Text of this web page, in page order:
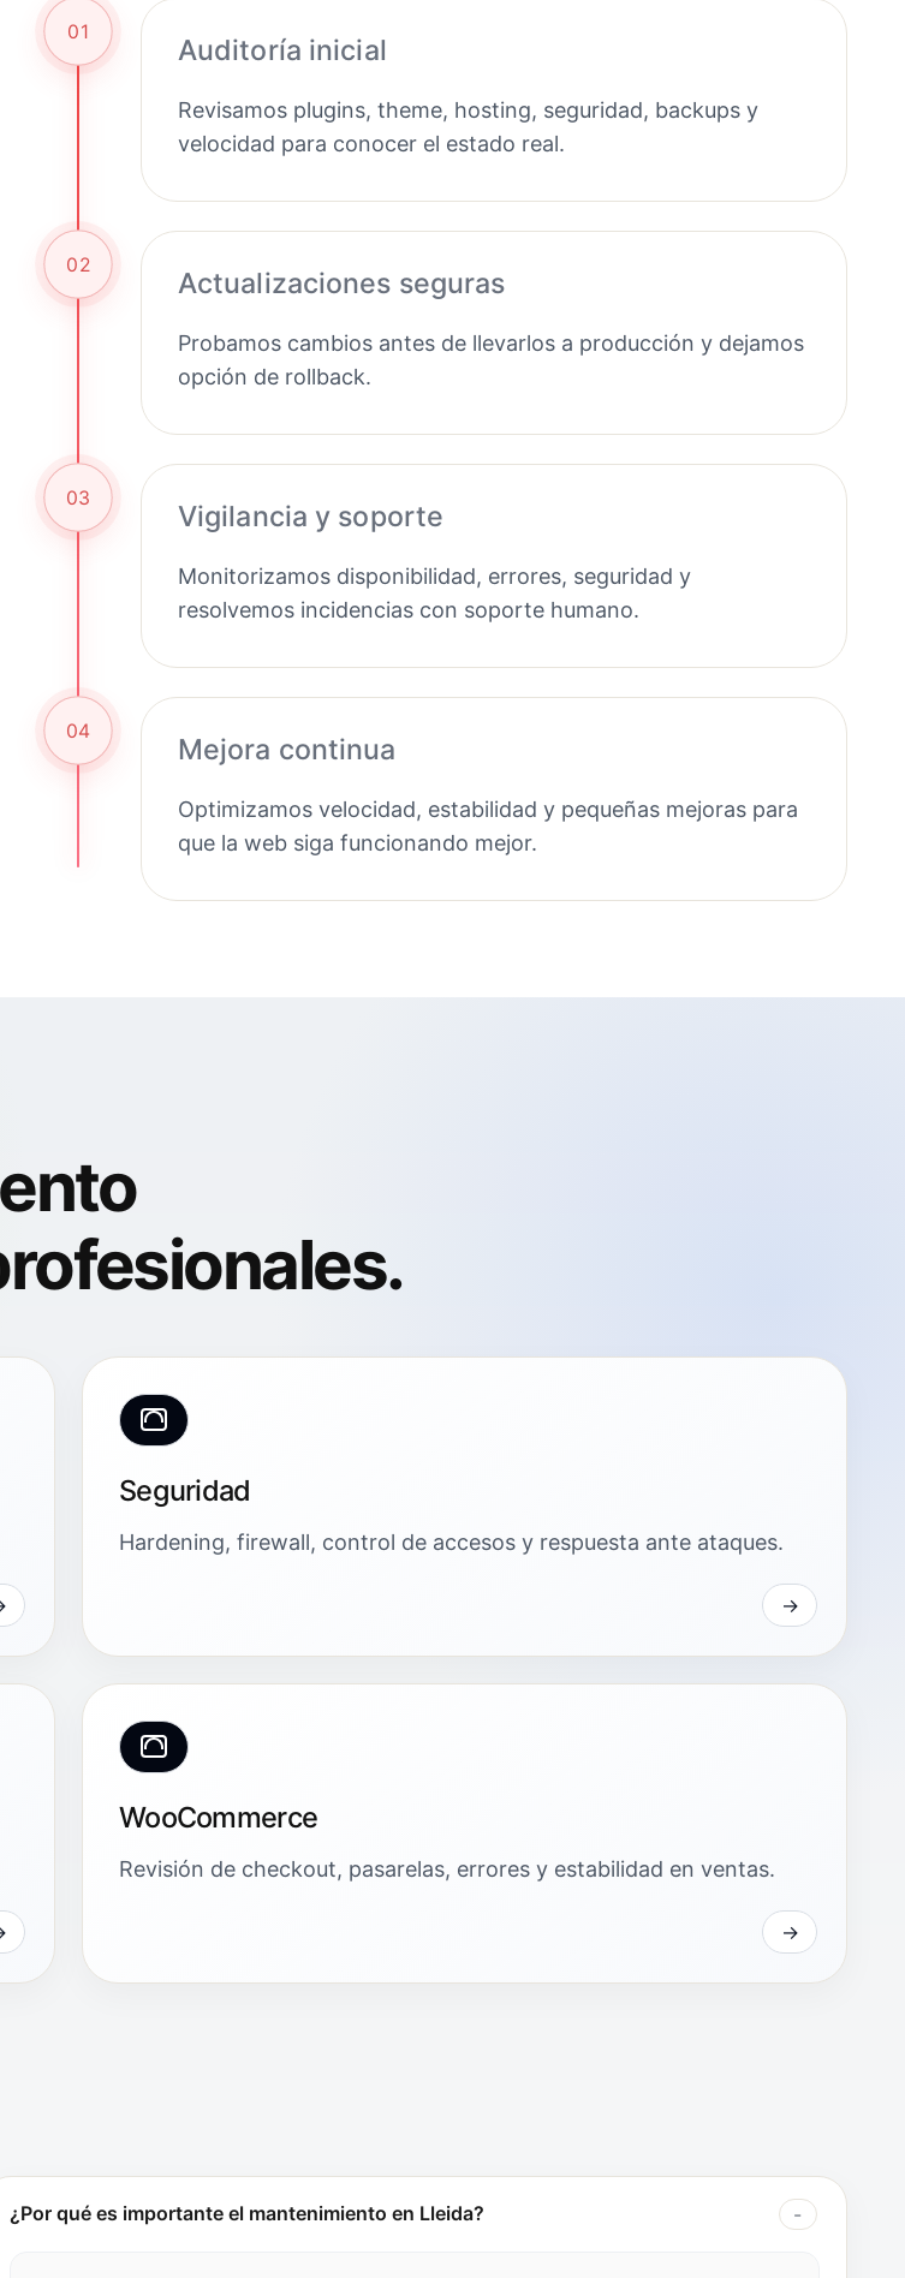
01
Auditoría inicial
Revisamos plugins, theme, hosting, seguridad, backups y
velocidad para conocer el estado real.
02
Actualizaciones seguras
Probamos cambios antes de llevarlos a producción y dejamos
opción de rollback.
03
Vigilancia y soporte
Monitorizamos disponibilidad, errores, seguridad y
resolvemos incidencias con soporte humano.
04
Mejora continua
Optimizamos velocidad, estabilidad y pequeñas mejoras para
que la web siga funcionando mejor.
Seguridad
Hardening, firewall, control de accesos y respuesta ante ataques.
WooCommerce
Revisión de checkout, pasarelas, errores y estabilidad en ventas.
¿Por qué es importante el mantenimiento en Lleida?